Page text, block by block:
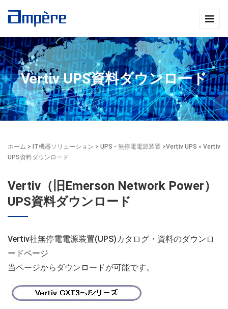
Vertiv UPS資料ダウンロード
ホーム > IT機器ソリューション > UPS - 無停電電源装置 >Vertiv UPS » Vertiv
UPS資料ダウンロード
Vertiv（旧Emerson Network Power）
UPS資料ダウンロード
Vertiv社無停電電源装置(UPS)カタログ・資料のダウンロ
ードページ
当ページからダウンロードが可能です。